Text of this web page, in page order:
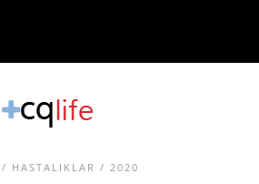
/ HASTALIKLAR / 2020